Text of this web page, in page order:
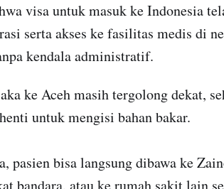
visa untuk masuk ke Indonesia
serta akses ke fasilitas medis di
kendala administratif.
ke Aceh masih tergolong dekat,
untuk mengisi bahan bakar.
pasien bisa langsung dibawa ke
bandara, atau ke rumah sakit lain